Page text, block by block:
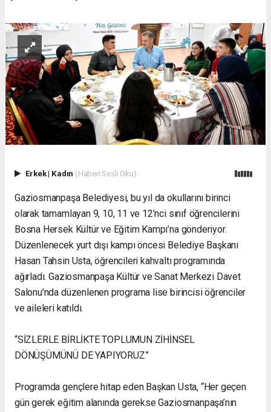
Erkek| Kadın (Haberi Sesli Oku)
Gaziosmanpaşa Belediyesi, bu yıl da okullarını birinci
olarak tamamlayan 9, 10, 11 ve 12’nci sınıf öğrencilerini
Bosna Hersek Kültür ve Eğitim Kampı’na gönderiyor.
Düzenlenecek yurt dışı kampı öncesi Belediye Başkanı
Hasan Tahsin Usta, öğrencileri kahvaltı programında
ağırladı. Gaziosmanpaşa Kültür ve Sanat Merkezi Davet
Salonu’nda düzenlenen programa lise birincisi öğrenciler
ve aileleri katıldı.
“SİZLERLE BİRLİKTE TOPLUMUN ZİHİNSEL
DÖNÜŞÜMÜNÜ DE YAPIYORUZ”
Programda gençlere hitap eden Başkan Usta, “Her geçen
gün gerek eğitim alanında gerekse Gaziosmanpaşa’nın